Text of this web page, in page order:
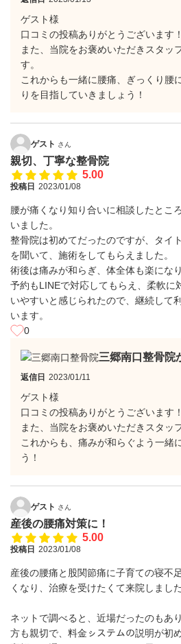
ゲスト様
口コミの投稿ありがとうございます！
また、当院をお褒めいただきスタッ
す。
これからも一緒に腰痛、ぎっくり腰
りを目指していきましょう！
ゲスト さん
親切、丁寧な整骨院
5.00
投稿日 2023/01/08
腰が痛くなり知り合いに相談したとこ
いました。
整骨院は初めてだったのですが、タイ
を聞いて、施術をしてもらえました。
術後は痛みが和らぎ、体全体も楽にな
予約もLINEで対応してもらえ、柔軟に
いやすいと感じられたので、継続して
います。
0
三郷南口整骨院
返信日 2023/01/11
ゲスト様
口コミの投稿ありがとうございます！
また、当院をお褒めいただきスタッ
これからも、痛みが和らぐよう一緒
う！
ゲスト さん
産後の腰痛対策に！
5.00
投稿日 2023/01/08
産後の腰痛と股関節痛に子育ての寝不
くなり、治療を受けたくて来院しました
ネットで調べると、近場だったのもあ
方も親切で、料金ㇱステムの説明が初